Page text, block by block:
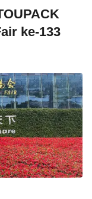
ke-133